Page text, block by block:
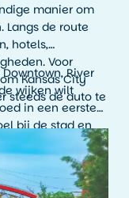
manier om
Langs de route
hotels,
Voor
Kansas City
steeds de auto te
River
wijken wilt
in een eerste
bij de stad en
waar je wilt